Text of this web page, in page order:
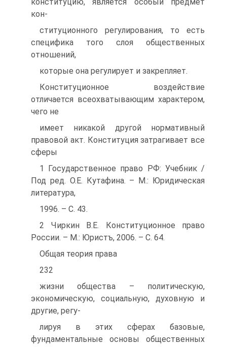
кон-
ституционного регулирования, то есть
специфика того слоя общественных
отношений,
которые она регулирует и закрепляет.
Конституционное воздействие
отличается всеохватывающим характером,
чего не
имеет никакой другой нормативный
правовой акт. Конституция затрагивает все
сферы
1 Государственное право РФ: Учебник /
Под ред. О.Е. Кутафина. – М.: Юридическая
литература,
1996. – С. 43.
2 Чиркин В.Е. Конституционное право
России. – М.: Юристъ, 2006. – С. 64.
Общая теория права
232
жизни общества – политическую,
экономическую, социальную, духовную и
другие, регу-
лируя в этих сферах базовые,
фундаментальные основы общественных